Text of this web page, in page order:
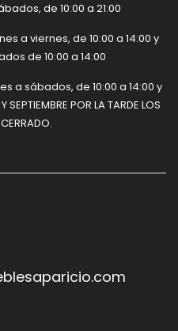
de 10:00 a 21:00
a viernes, de 10:00 a 14:00 y
de 10:00 a 14:00
a sábados, de 10:00 a 14:00 y
POR LA TARDE LOS